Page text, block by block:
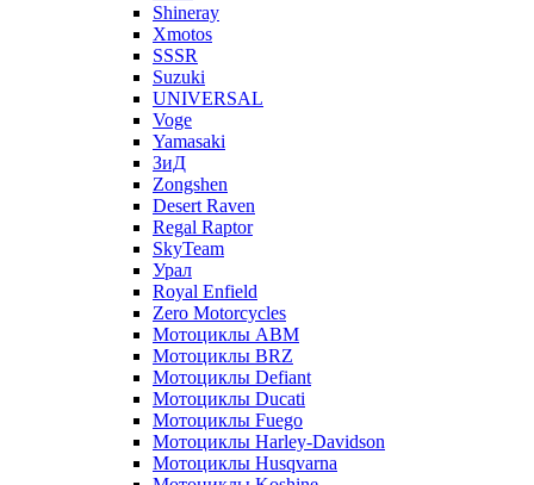
Shineray
Xmotos
SSSR
Suzuki
UNIVERSAL
Voge
Yamasaki
ЗиД
Zongshen
Desert Raven
Regal Raptor
SkyTeam
Урал
Royal Enfield
Zero Motorcycles
Мотоциклы ABM
Мотоциклы BRZ
Мотоциклы Defiant
Мотоциклы Ducati
Мотоциклы Fuego
Мотоциклы Harley-Davidson
Мотоциклы Husqvarna